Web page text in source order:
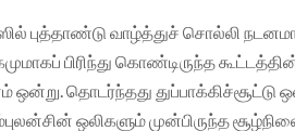
புத்தாண்டு வாழ்த்துச் சொல்லி
பிரிந்து கொண்டிருந்த
ஒன்று. தொடர்ந்தது துப்பாக்கிச்சூட்டு
ஒலிகளும் முன்பிருந்த